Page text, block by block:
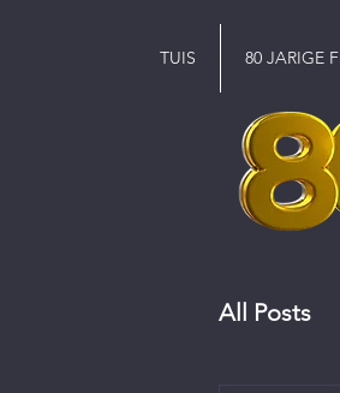
TUIS 80 JARIGE
All Posts